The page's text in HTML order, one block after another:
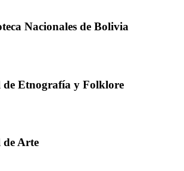
Nacionales de Bolivia
de Etnografía y Folklore
de Arte